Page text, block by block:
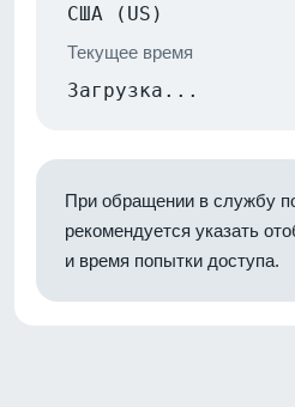
США (US)
Текущее время
Загрузка...
При обращении в службу
рекомендуется указать
и время попытки доступа.